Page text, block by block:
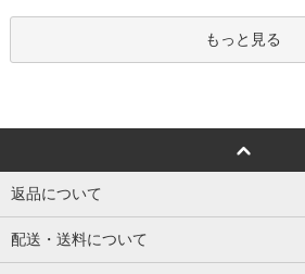
もっと見る
返品について
配送・送料について